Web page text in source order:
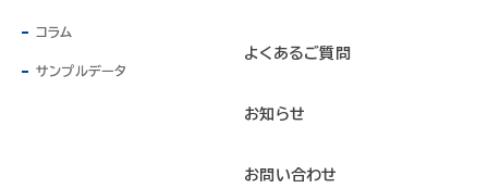
コラム
サンプルデータ
よくあるご質問
お知らせ
お問い合わせ